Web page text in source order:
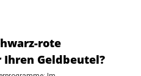
rote
Geldbeutel?